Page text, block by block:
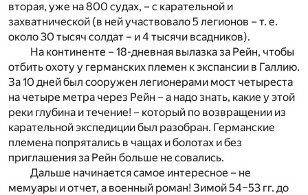
вторая, уже на 800 судах, – с карательной и
захватнической (в ней участвовало 5 легионов – т. е.
около 30 тысяч солдат – и 4 тысячи всадников).
На континенте – 18-дневная вылазка за Рейн, чтобы
отбить охоту у германских племен к экспансии в Галлию.
За 10 дней был сооружен легионерами мост четыреста
на четыре метра через Рейн – а надо знать, какие у этой
реки глубина и течение! – который по возвращении из
карательной экспедиции был разобран. Германские
племена попрятались в чащах и болотах и без
приглашения за Рейн больше не совались.
Дальше начинается самое интересное – не
мемуары и отчет, а военный роман! Зимой 54–53 гг. до